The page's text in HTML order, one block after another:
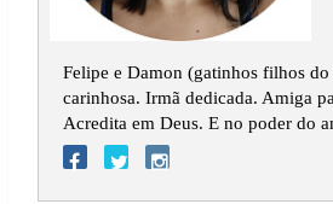
Felipe e Damon (gatinhos filhos
carinhosa. Irmã dedicada. Amiga
Acredita em Deus. E no poder do